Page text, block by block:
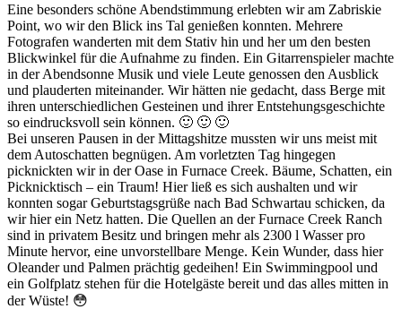
Eine besonders schöne Abendstimmung erlebten wir am Zabriskie
Point, wo wir den Blick ins Tal genießen konnten. Mehrere
Fotografen wanderten mit dem Stativ hin und her um den besten
Blickwinkel für die Aufnahme zu finden. Ein Gitarrenspieler machte
in der Abendsonne Musik und viele Leute genossen den Ausblick
und plauderten miteinander. Wir hätten nie gedacht, dass Berge mit
ihren unterschiedlichen Gesteinen und ihrer Entstehungsgeschichte
so eindrucksvoll sein können. 🙂 🙂 🙂
Bei unseren Pausen in der Mittagshitze mussten wir uns meist mit
dem Autoschatten begnügen. Am vorletzten Tag hingegen
picknickten wir in der Oase in Furnace Creek. Bäume, Schatten, ein
Picknicktisch – ein Traum! Hier ließ es sich aushalten und wir
konnten sogar Geburtstagsgrüße nach Bad Schwartau schicken, da
wir hier ein Netz hatten. Die Quellen an der Furnace Creek Ranch
sind in privatem Besitz und bringen mehr als 2300 l Wasser pro
Minute hervor, eine unvorstellbare Menge. Kein Wunder, dass hier
Oleander und Palmen prächtig gedeihen! Ein Swimmingpool und
ein Golfplatz stehen für die Hotelgäste bereit und das alles mitten in
der Wüste! 😳